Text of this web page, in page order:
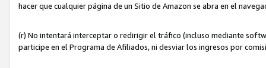
hacer que cualquier página de un Sitio de Amazon se abra en el
(r) No intentará interceptar o redirigir el tráfico (incluso mediante
participe en el Programa de Afiliados, ni desviar los ingresos por